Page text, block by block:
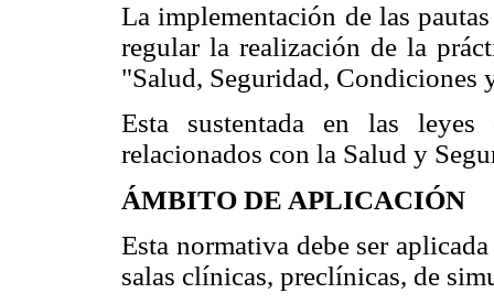
La implementación de las
regular la realización de la
"Salud, Seguridad, Condiciones
Esta sustentada en las
relacionados con la Salud y
ÁMBITO DE APLICACIÓN
Esta normativa debe ser
salas clínicas, preclínicas, de